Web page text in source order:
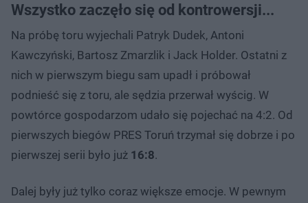
Wszystko zaczęło się od kontrowersji...
Na próbę toru wyjechali Patryk Dudek, Antoni
Kawczyński, Bartosz Zmarzlik i Jack Holder. Ostatni z
nich w pierwszym biegu sam upadł i próbował
podnieść się z toru, ale sędzia przerwał wyścig. W
powtórce gospodarzom udało się pojechać na 4:2. Od
pierwszych biegów PRES Toruń trzymał się dobrze i po
pierwszej serii było już 16:8.
Dalej były już tylko coraz większe emocje. W pewnym